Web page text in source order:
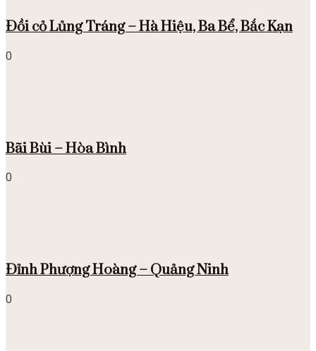
Đồi cỏ Lủng Tráng – Hà Hiệu, Ba Bể, Bắc Kạn
0
Bãi Bùi – Hòa Bình
0
Đỉnh Phượng Hoàng – Quảng Ninh
0